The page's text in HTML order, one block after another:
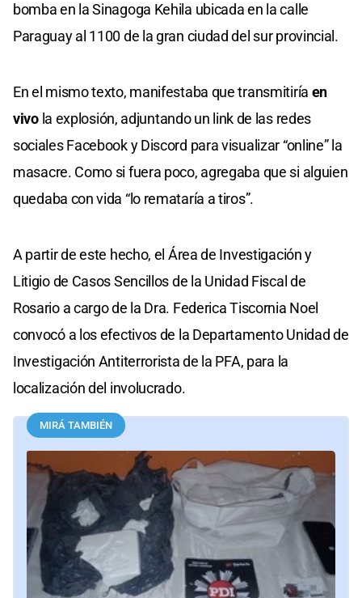
bomba en la Sinagoga Kehila ubicada en la calle
Paraguay al 1100 de la gran ciudad del sur provincial.
En el mismo texto, manifestaba que transmitiría en
vivola explosión, adjuntando un link de las redes
sociales Facebook y Discord para visualizar “online” la
masacre. Como si fuera poco, agregaba que si alguien
quedaba con vida “lo remataría a tiros”.
A partir de este hecho, el Área de Investigación y
Litigio de Casos Sencillos de la Unidad Fiscal de
Rosario a cargo de la Dra. Federica Tiscornia Noel
convocó a los efectivos de la Departamento Unidad de
Investigación Antiterrorista de la PFA, para la
localización del involucrado.
MIRÁ TAMBIÉN